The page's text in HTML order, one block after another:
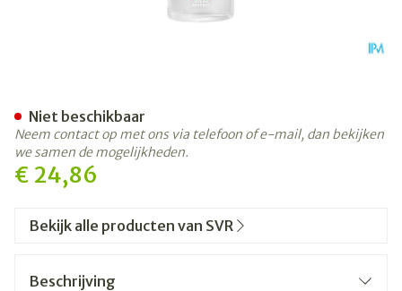
€ 24,86
Niet beschikbaar
Neem contact op met ons via telefoon of e-mail, dan bekijken
we samen de mogelijkheden.
Bekijk alle producten van SVR
Beschrijving